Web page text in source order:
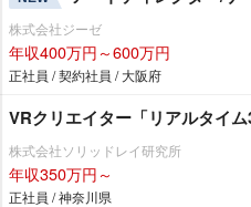
株式会社ジーゼ
年収400万円～600万円
正社員 / 契約社員 / 大阪府
VRクリエイター「リアルタイ
株式会社ソリッドレイ研究所
年収350万円～
正社員 / 神奈川県